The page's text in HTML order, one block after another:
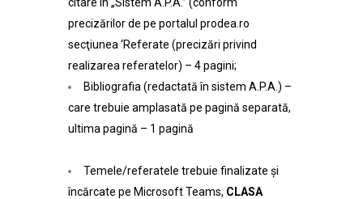
precizărilor de pe portalul prodea.ro
secţiunea ‘Referate (precizări privind
realizarea referatelor) – 4 pagini;
Bibliografia (redactată în sistem A.P.A.) –
care trebuie amplasată pe pagină separată,
ultima pagină – 1 pagină
Temele/referatele trebuie finalizate şi
încărcate pe Microsoft Teams, CLASA